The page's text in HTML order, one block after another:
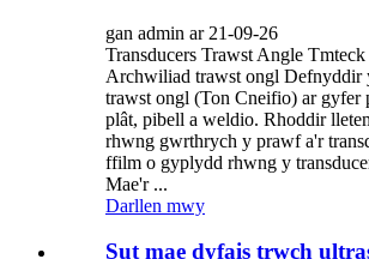
gan admin ar 21-09-26
Transducers Trawst Angle
Archwiliad trawst ongl Defnyddir
trawst ongl (Ton Cneifio) ar gyfer
plât, pibell a weldio. Rhoddir
rhwng gwrthrych y prawf a'r
ffilm o gyplydd rhwng y
Mae'r ...
Darllen mwy
Sut mae dyfais trwch